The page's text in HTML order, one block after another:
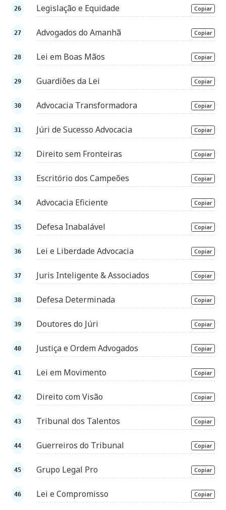
Legislação e Equidade Copiar
Advogados do Amanhã Copiar
Lei em Boas Mãos Copiar
Guardiões da Lei Copiar
Advocacia Transformadora Copiar
Júri de Sucesso Advocacia Copiar
Direito sem Fronteiras Copiar
Escritório dos Campeões Copiar
Advocacia Eficiente Copiar
Defesa Inabalável Copiar
Lei e Liberdade Advocacia Copiar
Juris Inteligente & Associados Copiar
Defesa Determinada Copiar
Doutores do Júri Copiar
Justiça e Ordem Advogados Copiar
Lei em Movimento Copiar
Direito com Visão Copiar
Tribunal dos Talentos Copiar
Guerreiros do Tribunal Copiar
Grupo Legal Pro Copiar
Lei e Compromisso Copiar